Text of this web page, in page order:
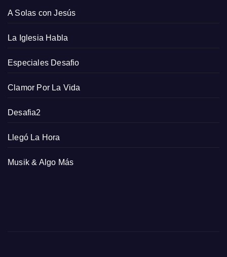
A Solas con Jesús
La Iglesia Habla
Especiales Desafio
Clamor Por La Vida
Desafia2
Llegó La Hora
Musik & Algo Más